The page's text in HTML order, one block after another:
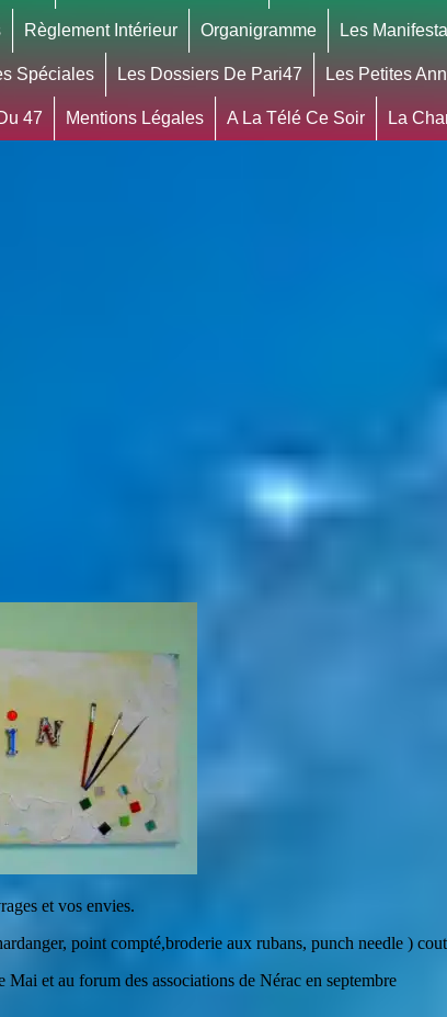
Règlement Intérieur Organigramme Les
Spéciales Les Dossiers De Pari47 Les Petites
47 Mentions Légales A La Télé Ce Soir La
et vos envies.
point compté,broderie aux rubans, punch needle )
et au forum des associations de Nérac en septembre